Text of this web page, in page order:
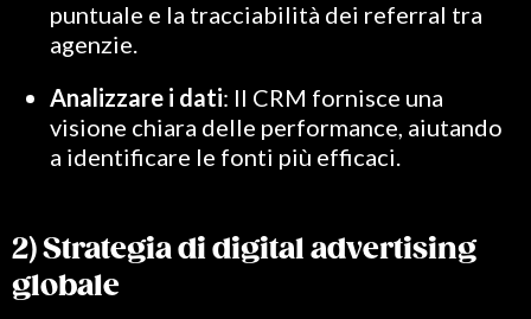
puntuale e la tracciabilità dei referral tra
agenzie.
Analizzare i dati: Il CRM fornisce una
visione chiara delle performance, aiutando
a identificare le fonti più efficaci.
2) Strategia di digital advertising
globale